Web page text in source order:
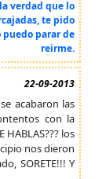
verdad que lo
te pido
puedo parar de
reirme.
22-09-2013
se acabaron las
con la
HABLAS??? los
nos dieron
SORETE!!! Y